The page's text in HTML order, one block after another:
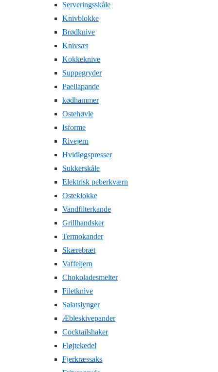
Serveringsskåle
Knivblokke
Brødknive
Knivsæt
Kokkeknive
Suppegryder
Paellapande
kødhammer
Ostehøvle
Isforme
Rivejern
Hvidløgspresser
Sukkerskåle
Elektrisk peberkværn
Osteklokke
Vandfilterkande
Grillhandsker
Termokander
Skærebræt
Vaffeljern
Chokoladesmelter
Filetknive
Salatslynger
Æbleskivepander
Cocktailshaker
Fløjtekedel
Fjerkræssaks